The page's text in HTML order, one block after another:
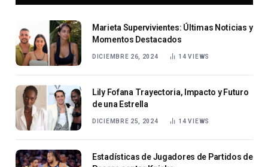
Marieta Supervivientes: Últimas Noticias y
Momentos Destacados
DICIEMBRE 26, 2024 14VIEWS
Lily Fofana Trayectoria, Impacto y Futuro
de una Estrella
DICIEMBRE 25, 2024 14VIEWS
Estadísticas de Jugadores de Partidos de